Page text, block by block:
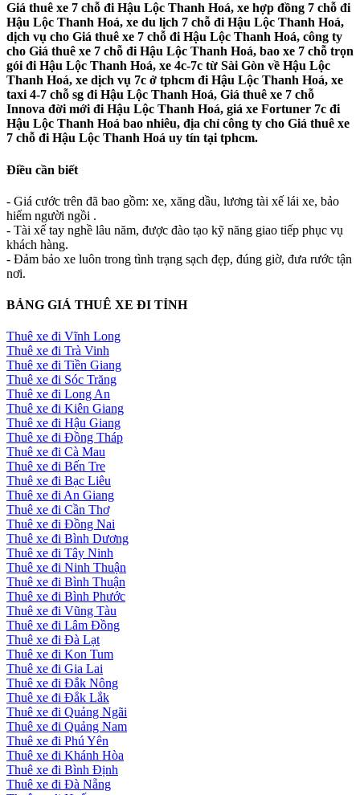
Giá thuê xe 7 chỗ đi Hậu Lộc Thanh Hoá, xe hợp đồng 7 chỗ đi
Hậu Lộc Thanh Hoá, xe du lịch 7 chỗ đi Hậu Lộc Thanh Hoá,
dịch vụ cho Giá thuê xe 7 chỗ đi Hậu Lộc Thanh Hoá, công ty
cho Giá thuê xe 7 chỗ đi Hậu Lộc Thanh Hoá, bao xe 7 chỗ trọn
gói đi Hậu Lộc Thanh Hoá, xe 4c-7c từ Sài Gòn về Hậu Lộc
Thanh Hoá, xe dịch vụ 7c ở tphcm đi Hậu Lộc Thanh Hoá, xe
taxi 4-7 chỗ sg đi Hậu Lộc Thanh Hoá, Giá thuê xe 7 chỗ
Innova đời mới đi Hậu Lộc Thanh Hoá, giá xe Fortuner 7c đi
Hậu Lộc Thanh Hoá bao nhiêu, địa chỉ công ty cho Giá thuê xe
7 chỗ đi Hậu Lộc Thanh Hoá uy tín tại tphcm.
Điều cần biết
- Giá cước trên đã bao gồm: xe, xăng dầu, lương tài xế lái xe, bảo
hiểm người ngồi .
- Tài xế tay nghề lâu năm, được đào tạo kỹ năng giao tiếp phục vụ
khách hàng.
- Đảm bảo xe luôn trong tình trạng sạch đẹp, đúng giờ, đưa rước tận
nơi.
BẢNG GIÁ THUÊ XE ĐI TỈNH
Thuê xe đi Vĩnh Long
Thuê xe đi Trà Vinh
Thuê xe đi Tiền Giang
Thuê xe đi Sóc Trăng
Thuê xe đi Long An
Thuê xe đi Kiên Giang
Thuê xe đi Hậu Giang
Thuê xe đi Đồng Tháp
Thuê xe đi Cà Mau
Thuê xe đi Bến Tre
Thuê xe đi Bạc Liêu
Thuê xe đi An Giang
Thuê xe đi Cần Thơ
Thuê xe đi Đồng Nai
Thuê xe đi Bình Dương
Thuê xe đi Tây Ninh
Thuê xe đi Ninh Thuận
Thuê xe đi Bình Thuận
Thuê xe đi Bình Phước
Thuê xe đi Vũng Tàu
Thuê xe đi Lâm Đồng
Thuê xe đi Đà Lạt
Thuê xe đi Kon Tum
Thuê xe đi Gia Lai
Thuê xe đi Đắk Nông
Thuê xe đi Đắk Lắk
Thuê xe đi Quảng Ngãi
Thuê xe đi Quảng Nam
Thuê xe đi Phú Yên
Thuê xe đi Khánh Hòa
Thuê xe đi Bình Định
Thuê xe đi Đà Nẵng